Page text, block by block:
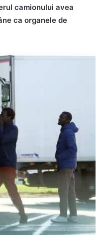
camionului avea
ca organele de